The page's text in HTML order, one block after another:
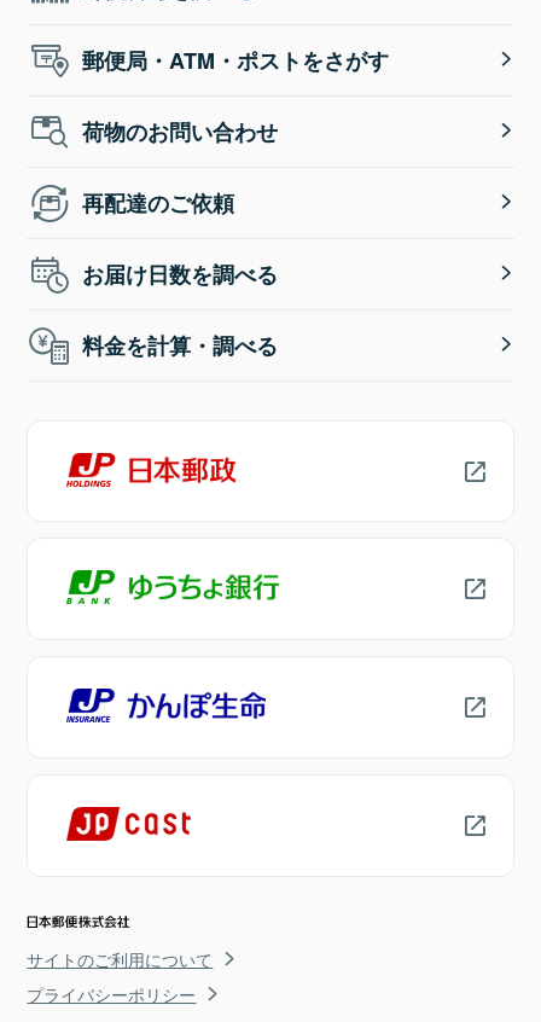
郵便局・ATM・ポストをさがす
荷物のお問い合わせ
再配達のご依頼
お届け日数を調べる
料金を計算・調べる
サイトのご利用について
プライバシーポリシー